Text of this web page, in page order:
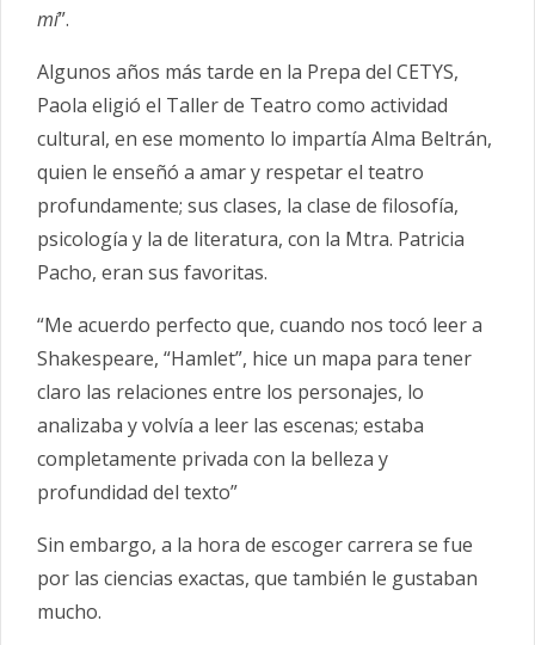
mí”.
Algunos años más tarde en la Prepa del CETYS,
Paola eligió el Taller de Teatro como actividad
cultural, en ese momento lo impartía Alma Beltrán,
quien le enseñó a amar y respetar el teatro
profundamente; sus clases, la clase de filosofía,
psicología y la de literatura, con la Mtra. Patricia
Pacho, eran sus favoritas.
“Me acuerdo perfecto que, cuando nos tocó leer a
Shakespeare, “Hamlet”, hice un mapa para tener
claro las relaciones entre los personajes, lo
analizaba y volvía a leer las escenas; estaba
completamente privada con la belleza y
profundidad del texto”
Sin embargo, a la hora de escoger carrera se fue
por las ciencias exactas, que también le gustaban
mucho.